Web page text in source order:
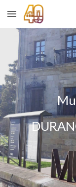
Skip to main content